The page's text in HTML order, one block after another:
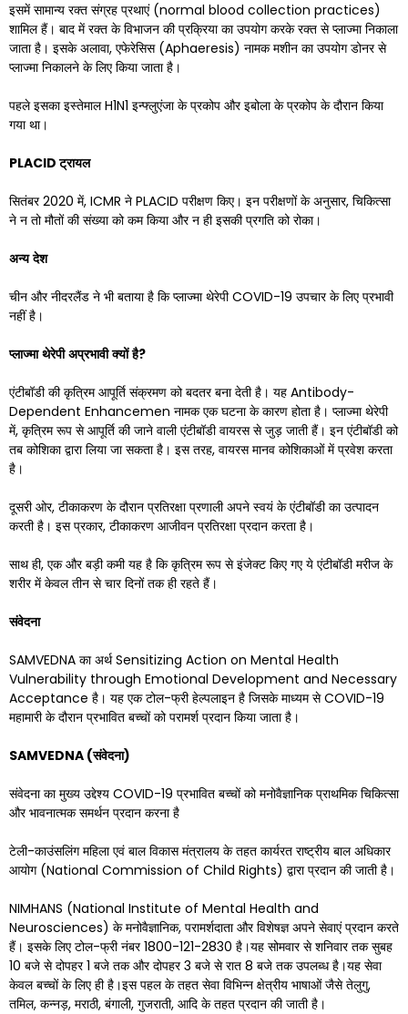
इसमें सामान्य रक्त संग्रह प्रथाएं (normal blood collection practices)
शामिल हैं। बाद में रक्त के विभाजन की प्रक्रिया का उपयोग करके रक्त से प्लाज्मा निकाला
जाता है। इसके अलावा, एफेरेसिस (Aphaeresis) नामक मशीन का उपयोग डोनर से
प्लाज्मा निकालने के लिए किया जाता है।
पहले इसका इस्तेमाल H1N1 इन्फ्लुएंजा के प्रकोप और इबोला के प्रकोप के दौरान किया
गया था।
PLACIDट्रायल
सितंबर 2020 में, ICMR ने PLACID परीक्षण किए। इन परीक्षणों के अनुसार, चिकित्सा
ने न तो मौतों की संख्या को कम किया और न ही इसकी प्रगति को रोका।
अन्य देश
चीन और नीदरलैंड ने भी बताया है कि प्लाज्मा थेरेपी COVID-19 उपचार के लिए प्रभावी
नहीं है।
प्लाज्मा थेरेपी अप्रभावी क्यों है?
एंटीबॉडी की कृत्रिम आपूर्ति संक्रमण को बदतर बना देती है। यह Antibody-
Dependent Enhancemen नामक एक घटना के कारण होता है। प्लाज्मा थेरेपी
में, कृत्रिम रूप से आपूर्ति की जाने वाली एंटीबॉडी वायरस से जुड़ जाती हैं। इन एंटीबॉडी को
तब कोशिका द्वारा लिया जा सकता है। इस तरह, वायरस मानव कोशिकाओं में प्रवेश करता
है।
दूसरी ओर, टीकाकरण के दौरान प्रतिरक्षा प्रणाली अपने स्वयं के एंटीबॉडी का उत्पादन
करती है। इस प्रकार, टीकाकरण आजीवन प्रतिरक्षा प्रदान करता है।
साथ ही, एक और बड़ी कमी यह है कि कृत्रिम रूप से इंजेक्ट किए गए ये एंटीबॉडी मरीज के
शरीर में केवल तीन से चार दिनों तक ही रहते हैं।
संवेदना
SAMVEDNA का अर्थ Sensitizing Action on Mental Health
Vulnerability through Emotional Development and Necessary
Acceptance है। यह एक टोल-फ्री हेल्पलाइन है जिसके माध्यम से COVID-19
महामारी के दौरान प्रभावित बच्चों को परामर्श प्रदान किया जाता है।
SAMVEDNA (संवेदना)
संवेदना का मुख्य उद्देश्य COVID-19 प्रभावित बच्चों को मनोवैज्ञानिक प्राथमिक चिकित्सा
और भावनात्मक समर्थन प्रदान करना है
टेली-काउंसलिंग महिला एवं बाल विकास मंत्रालय के तहत कार्यरत राष्ट्रीय बाल अधिकार
आयोग (National Commission of Child Rights) द्वारा प्रदान की जाती है।
NIMHANS (National Institute of Mental Health and
Neurosciences) के मनोवैज्ञानिक, परामर्शदाता और विशेषज्ञ अपने सेवाएं प्रदान करते
हैं। इसके लिए टोल-फ्री नंबर 1800-121-2830 है।यह सोमवार से शनिवार तक सुबह
10 बजे से दोपहर 1 बजे तक और दोपहर 3 बजे से रात 8 बजे तक उपलब्ध है।यह सेवा
केवल बच्चों के लिए ही है।इस पहल के तहत सेवा विभिन्न क्षेत्रीय भाषाओं जैसे तेलुगु,
तमिल, कन्नड़, मराठी, बंगाली, गुजराती, आदि के तहत प्रदान की जाती है।